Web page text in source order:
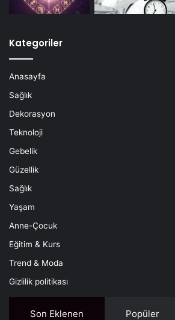
Kategoriler
Anasayfa
Sağlık
Dekorasyon
Teknoloji
Gebelik
Güzellik
Sağlık
Yaşam
Anne-Çocuk
Eğitim & Kurs
Trend & Moda
Gizlilik politikası
Son Eklenen Popüler